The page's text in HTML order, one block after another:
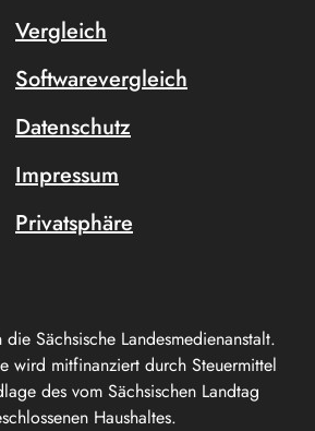
Sächsische Landesmedienanstalt.
wird mitfinanziert durch Steuermittel
des vom Sächsischen Landtag
Haushaltes.
Vergleich
Softwarevergleich
Datenschutz
Impressum
Privatsphäre